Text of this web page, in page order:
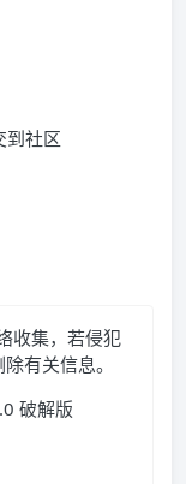
到社区
收集，若侵犯
有关信息。
破解版